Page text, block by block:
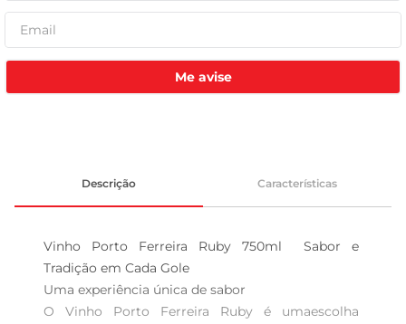
Me avise
Descrição Características
Vinho Porto Ferreira Ruby 750ml  Sabor e
Tradição em Cada Gole
Uma experiência única de sabor
O Vinho Porto Ferreira Ruby é umaescolha